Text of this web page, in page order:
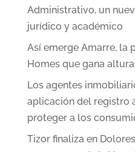
Administrativo, un
jurídico y académico
Así emerge Amarre, la
Homes que gana
Los agentes
aplicación del registro
proteger a los
Tizor finaliza en